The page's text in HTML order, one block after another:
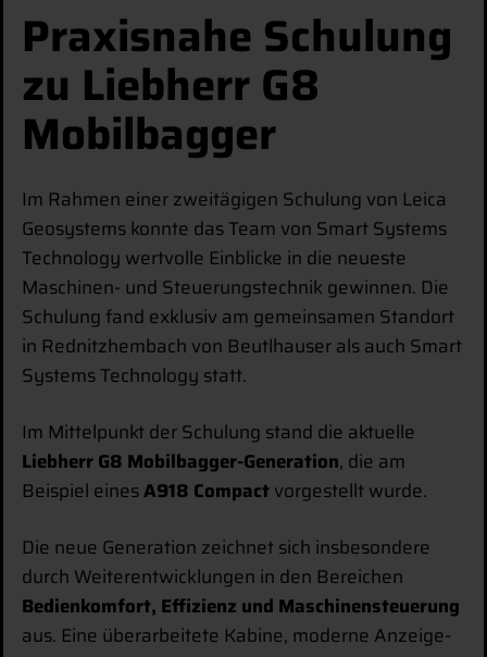
Praxisnahe Schulung
zu Liebherr G8
Mobilbagger
Im Rahmen einer zweitägigen Schulung von Leica
Geosystems konnte das Team von Smart Systems
Technology wertvolle Einblicke in die neueste
Maschinen- und Steuerungstechnik gewinnen. Die
Schulung fand exklusiv am gemeinsamen Standort
in Rednitzhembach von Beutlhauser als auch Smart
Systems Technology statt.
Im Mittelpunkt der Schulung stand die aktuelle
Liebherr G8 Mobilbagger-Generation, die am
Beispiel einesA918 Compactvorgestellt wurde.
Die neue Generation zeichnet sich insbesondere
durch Weiterentwicklungen in den Bereichen
Bedienkomfort, Effizienz und Maschinensteuerung
aus. Eine überarbeitete Kabine, moderne Anzeige-